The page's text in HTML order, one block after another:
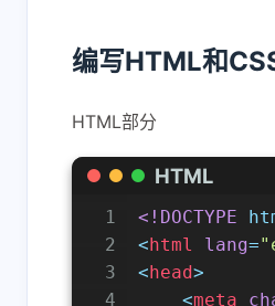
编写HTML和
HTML部分
HTML
1
2
3
4
<!DOCTYPE
< html lang=
< head>
<meta